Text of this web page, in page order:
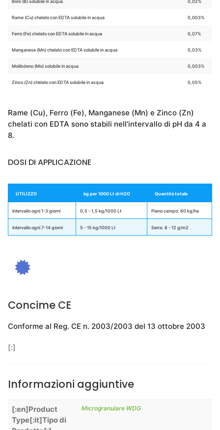
Boro (B) solubile in acqua 0,02%
Rame (Cu) chelato con EDTA solubile in acqua 0,003%
Ferro (Fe) chelato con EDTA solubile in acqua 0,07%
Manganese (Mn) chelato con EDTA solubile in acqua 0,03%
Molibdeno (Mo) solubile in acqua 0,003%
Zinco (Zn) chelato con EDTA solubile in acqua 0,05%
Rame (Cu), Ferro (Fe), Manganese (Mn) e Zinco (Zn)
chelati con EDTA sono stabili nell’intervallo di pH da 4 a
8.
DOSI DI APPLICAZIONE
UTILIZZO kg per 1000 Lt di H2O Quantità totale
Intervallo ogni 1-3 giorni 0,5 - 1,5 kg/1000 Lt Pieno campo: 60 kg/ha
Intervallo ogni 7-14 giorni 5 - 15 kg/1000 Lt Serra: 8 - 12 g/m2
Concime CE
Conforme al Reg. CE n. 2003/2003 del 13 ottobre 2003
[:]
Informazioni aggiuntive
[:en]Product
Type[:it]Tipo di
Microgranulare WDG